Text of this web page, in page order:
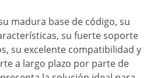
madura base de código, su
su fuerte soporte
su excelente compatibilidad y
a largo plazo por parte de